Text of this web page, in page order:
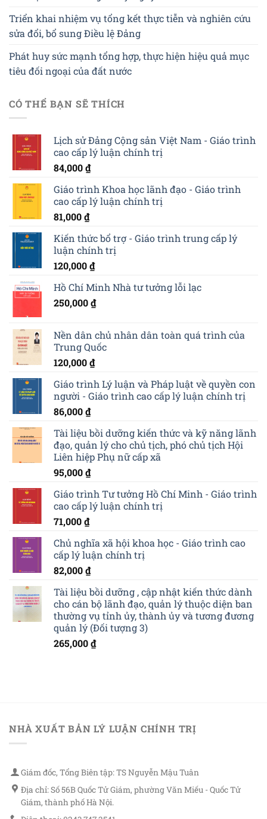
Triển khai nhiệm vụ tổng kết thực tiễn và nghiên cứu
sửa đổi, bổ sung Điều lệ Đảng
Phát huy sức mạnh tổng hợp, thực hiện hiệu quả mục
tiêu đối ngoại của đất nước
CÓ THỂ BẠN SẼ THÍCH
Lịch sử Đảng Cộng sản Việt Nam - Giáo trình
cao cấp lý luận chính trị
84,000₫
Giáo trình Khoa học lãnh đạo - Giáo trình
cao cấp lý luận chính trị
81,000₫
Kiến thức bổ trợ - Giáo trình trung cấp lý
luận chính trị
120,000₫
Hồ Chí Minh Nhà tư tưởng lỗi lạc
250,000₫
Nền dân chủ nhân dân toàn quá trình của
Trung Quốc
120,000₫
Giáo trình Lý luận và Pháp luật về quyền con
người - Giáo trình cao cấp lý luận chính trị
86,000₫
Tài liệu bồi dưỡng kiến thức và kỹ năng lãnh
đạo, quản lý cho chủ tịch, phó chủ tịch Hội
Liên hiệp Phụ nữ cấp xã
95,000₫
Giáo trình Tư tưởng Hồ Chí Minh - Giáo trình
cao cấp lý luận chính trị
71,000₫
Chủ nghĩa xã hội khoa học - Giáo trình cao
cấp lý luận chính trị
82,000₫
Tài liệu bồi dưỡng , cập nhật kiến thức dành
cho cán bộ lãnh đạo, quản lý thuộc diện ban
thường vụ tỉnh ủy, thành ủy và tương đương
quản lý (Đối tượng 3)
265,000₫
NHÀ XUẤT BẢN LÝ LUẬN CHÍNH TRỊ
Giám đốc, Tổng Biên tập: TS Nguyễn Mậu Tuân
Địa chỉ: Số 56B Quốc Tử Giám, phường Văn Miếu - Quốc Tử
Giám, thành phố Hà Nội.